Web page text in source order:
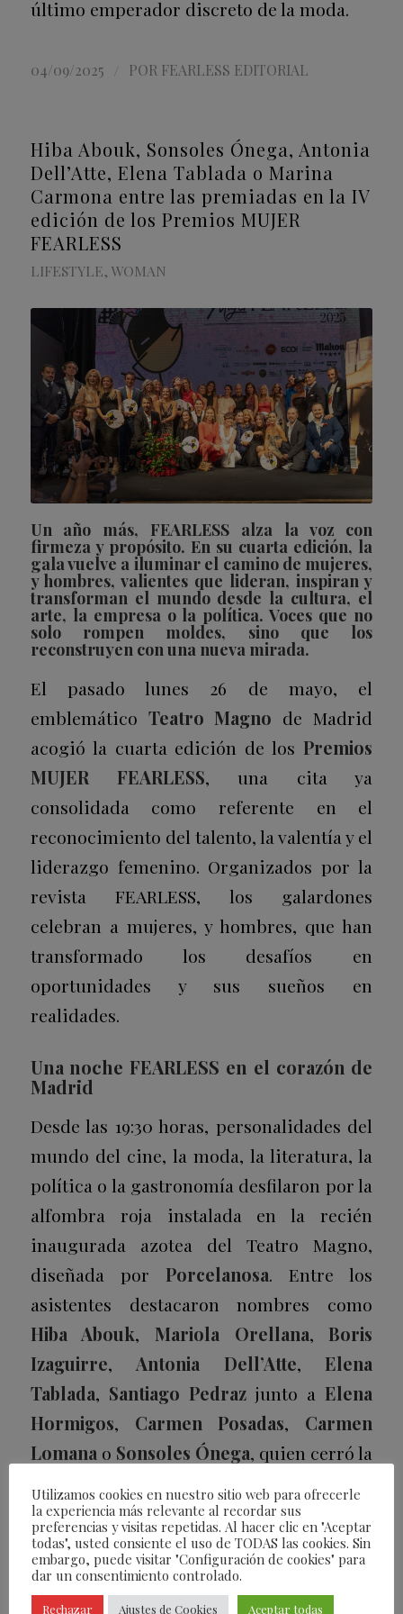
último emperador discreto de la moda.
04/09/2025 POR FEARLESS EDITORIAL
Hiba Abouk, Sonsoles Ónega, Antonia
Dell’Atte, Elena Tablada o Marina
Carmona entre las premiadas en la IV
edición de los Premios MUJER
FEARLESS
LIFESTYLE,WOMAN
Un año más, FEARLESS alza la voz con
firmeza y propósito. En su cuarta edición, la
gala vuelve a iluminar el camino de mujeres,
y hombres, valientes que lideran, inspiran y
transforman el mundo desde la cultura, el
arte, la empresa o la política. Voces que no
solo rompen moldes, sino que los
reconstruyen con una nueva mirada.
El pasado lunes 26 de mayo, el
emblemático Teatro Magno de Madrid
acogió la cuarta edición de los Premios
MUJER FEARLESS, una cita ya
consolidada como referente en el
reconocimiento del talento, la valentía y el
liderazgo femenino. Organizados por la
revista FEARLESS, los galardones
celebran a mujeres, y hombres, que han
transformado los desafíos en
oportunidades y sus sueños en
realidades.
Una noche FEARLESS en el corazón de
Madrid
Desde las 19:30 horas, personalidades del
mundo del cine, la moda, la literatura, la
política o la gastronomía desfilaron por la
alfombra roja instalada en la recién
inaugurada azotea del Teatro Magno,
diseñada por Porcelanosa. Entre los
asistentes destacaron nombres como
Hiba Abouk, Mariola Orellana, Boris
Izaguirre,Antonia Dell’Atte, Elena
Tablada, Santiago Pedrazjunto a Elena
Hormigos, Carmen Posadas, Carmen
Lomanao Sonsoles Ónega, quien cerró la
alfombra roja.
Durante el cóctel de bienvenida, los
asistentes disfrutaron del espumoso de
Laurent Perrier, gran aliado frente a las
Utilizamos cookies en nuestro sitio web para ofrecerle
la experiencia más relevante al recordar sus
preferencias y visitas repetidas. Al hacer clic en "Aceptar
todas", usted consiente el uso de TODAS las cookies. Sin
embargo, puede visitar "Configuración de cookies" para
dar un consentimiento controlado.
Rechazar Ajustes de Cookies Aceptar todas